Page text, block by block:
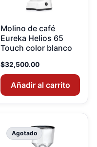
Molino de café
Eureka Helios 65
Touch color blanco
$32,500.00
Añadir al carrito
Agotado